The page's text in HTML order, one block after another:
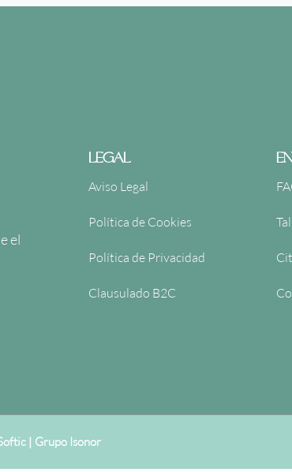
el
LEGAL
Aviso Legal
Política de Cookies
Política de Privacidad
Clausulado B2C
| Grupo Isonor